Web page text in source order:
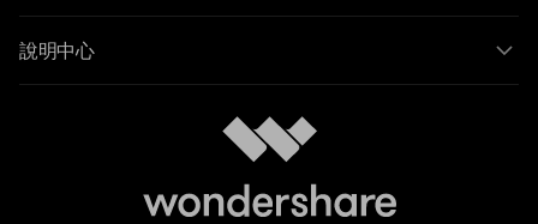
說明中心